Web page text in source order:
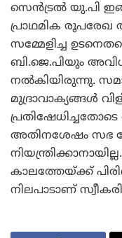
സെന്‍ട്രല്‍ യു.പി
പ്രാഥമിക രൂപരേഖ
സമ്മേളിച്ച
ബി.ജെ.പിയും
നല്‍കിയിരുന്നു.
മുദ്രാവാക്യങ്ങള്‍
അതിനശേഷം സഭ
കാലത്തേയ്ക്ക്
നിലപാടാണ്